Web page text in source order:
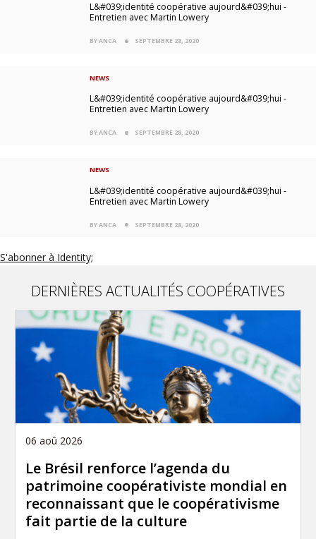
L&#039;identité coopérative aujourd&#039;hui -
Entretien avec Martin Lowery
BY ANCA SEPTEMBRE 28, 2020
NEWS
L&#039;identité coopérative aujourd&#039;hui -
Entretien avec Martin Lowery
BY ANCA SEPTEMBRE 28, 2020
NEWS
L&#039;identité coopérative aujourd&#039;hui -
Entretien avec Martin Lowery
BY ANCA SEPTEMBRE 28, 2020
S'abonner à Identity;
DERNIÈRES ACTUALITÉS COOPÉRATIVES
06 aoû 2026
Le Brésil renforce l’agenda du
patrimoine coopérativiste mondial en
reconnaissant que le coopérativisme
fait partie de la culture